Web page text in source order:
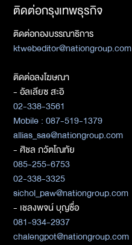
ติดต่อกรุงเทพธุรกิจ
ติดต่อกองบรรณาธิการ
ktwebeditor@nationgroup.com
ติดต่อลงโฆษณา
- อัลเลียซ สะอิ
02-338-3561
Mobile : 087-519-1379
allias_sae@nationgroup.com
- ศิชล ภวัตโณทัย
085-255-6753
02-338-3325
sichol_paw@nationgroup.com
- เชลงพจน์ บุญซื่อ
081-934-2937
chalengpot@nationgroup.com